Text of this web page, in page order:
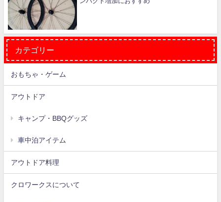
カテゴリー
おもちゃ・ゲーム
アウトドア
キャンプ・BBQグッズ
車中泊アイテム
アウトドア料理
クロワークスについて